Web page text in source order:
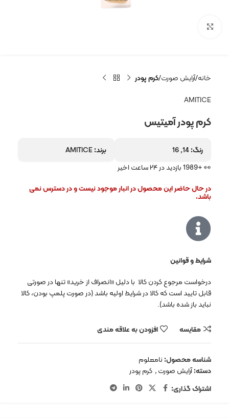
خانه آرایش صورت کرم پودر
AMITICE
کرم پودر آمیتیس
رنگ: برند:
👀 +1989 بازدید در ۲۴ ساعت اخیر
در حال حاضر این محصول در انبار موجود نیست و در دسترس نمی
باشد.
شرایط و قوانین
درخواست مرجوع کردن کالا با دلیل «انصراف از خرید» تنها در صورتی
قابل تایید است که کالا در شرایط اولیه باشد (در صورت پلمپ بودن، کالا
نباید باز شده باشد).
مقایسه افزودن به علاقه مندی
شناسه محصول: نامعلوم
دسته:آرایش صورت, کرم پودر
اشتراک گذاری: